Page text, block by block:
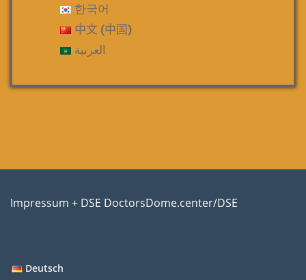
한국어
中文 (中国)
العربية
Impressum + DSE DoctorsDome.center/DSE
Deutsch